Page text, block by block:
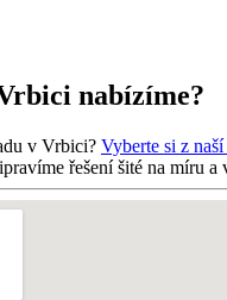
nabízíme?
v Vrbici? Vyberte si z
řešení šité na míru